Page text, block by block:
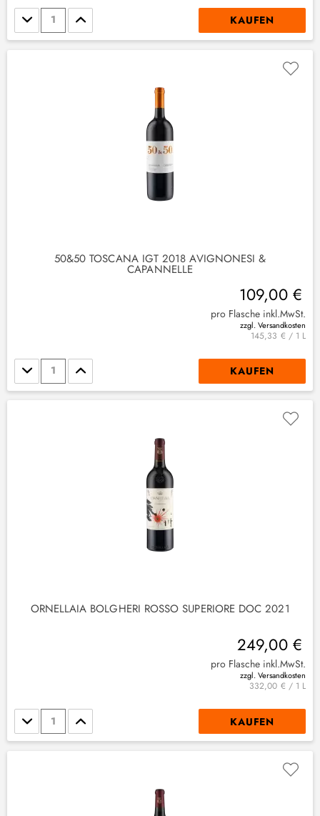
Stückzahl KAUFEN
50&50 TOSCANA IGT 2018 AVIGNONESI &
CAPANNELLE
109,00 €
pro Flasche inkl.MwSt.
zzgl. Versandkosten
145,33 € / 1 L
Stückzahl KAUFEN
ORNELLAIA BOLGHERI ROSSO SUPERIORE DOC 2021
249,00 €
pro Flasche inkl.MwSt.
zzgl. Versandkosten
332,00 € / 1 L
Stückzahl KAUFEN